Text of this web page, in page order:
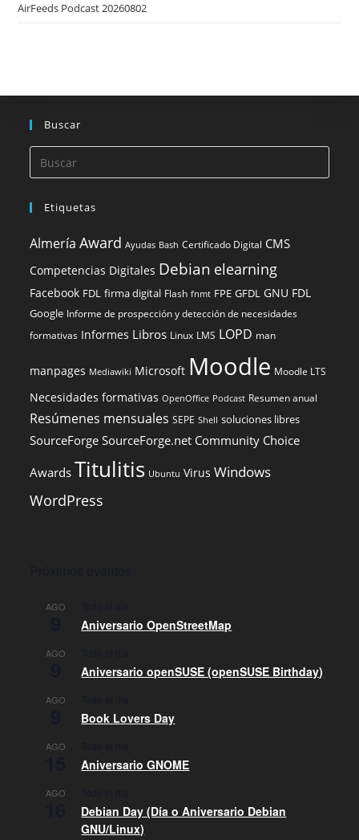
AirFeeds Podcast 20260802
Buscar
Etiquetas
Almería Award Ayudas Bash Certificado Digital CMS
Competencias Digitales Debian elearning
Facebook FDL firma digital Flash fnmt FPE GFDL GNU FDL
Google Informe de prospección y detección de necesidades
formativas Informes Libros Linux LMS LOPD man
manpages Mediawiki Microsoft Moodle Moodle LTS
Necesidades formativas OpenOffice Podcast Resumen anual
Resúmenes mensuales SEPE Shell soluciones libres
SourceForge SourceForge.net Community Choice
Awards Titulitis Ubuntu Virus Windows
WordPress
AGO
Aniversario OpenStreetMap
AGO
Aniversario openSUSE (openSUSE Birthday)
AGO
Book Lovers Day
AGO
Aniversario GNOME
AGO
Debian Day (Día o Aniversario Debian
GNU/Linux)